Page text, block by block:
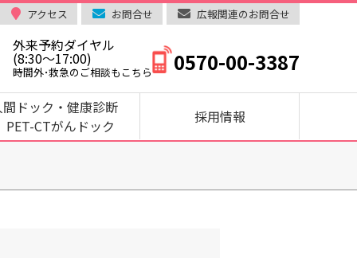
アクセス お問合せ 広報関連のお問合せ
外来予約ダイヤル
(8:30～17:00)
時間外･救急のご相談もこちら 0570-00-3387
間ドック・健康診断
PET-CTがんドック
採用情報